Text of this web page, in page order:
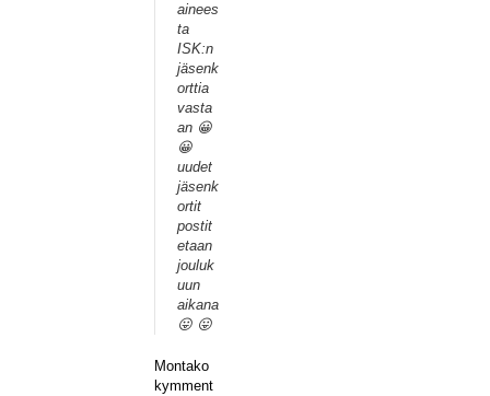
ainees
ta
ISK:n
jäsenk
orttia
vasta
an 😀
😀
uudet
jäsenk
ortit
postit
etaan
jouluk
uun
aikana
😛 😛
Montako
kymment